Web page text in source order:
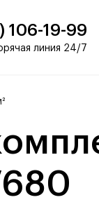
106-19-99
линия 24/7